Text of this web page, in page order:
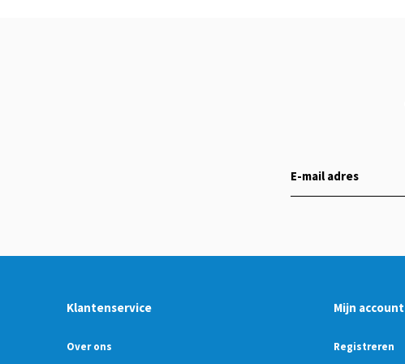
Klantenservice
Over ons
Mijn account
Registreren